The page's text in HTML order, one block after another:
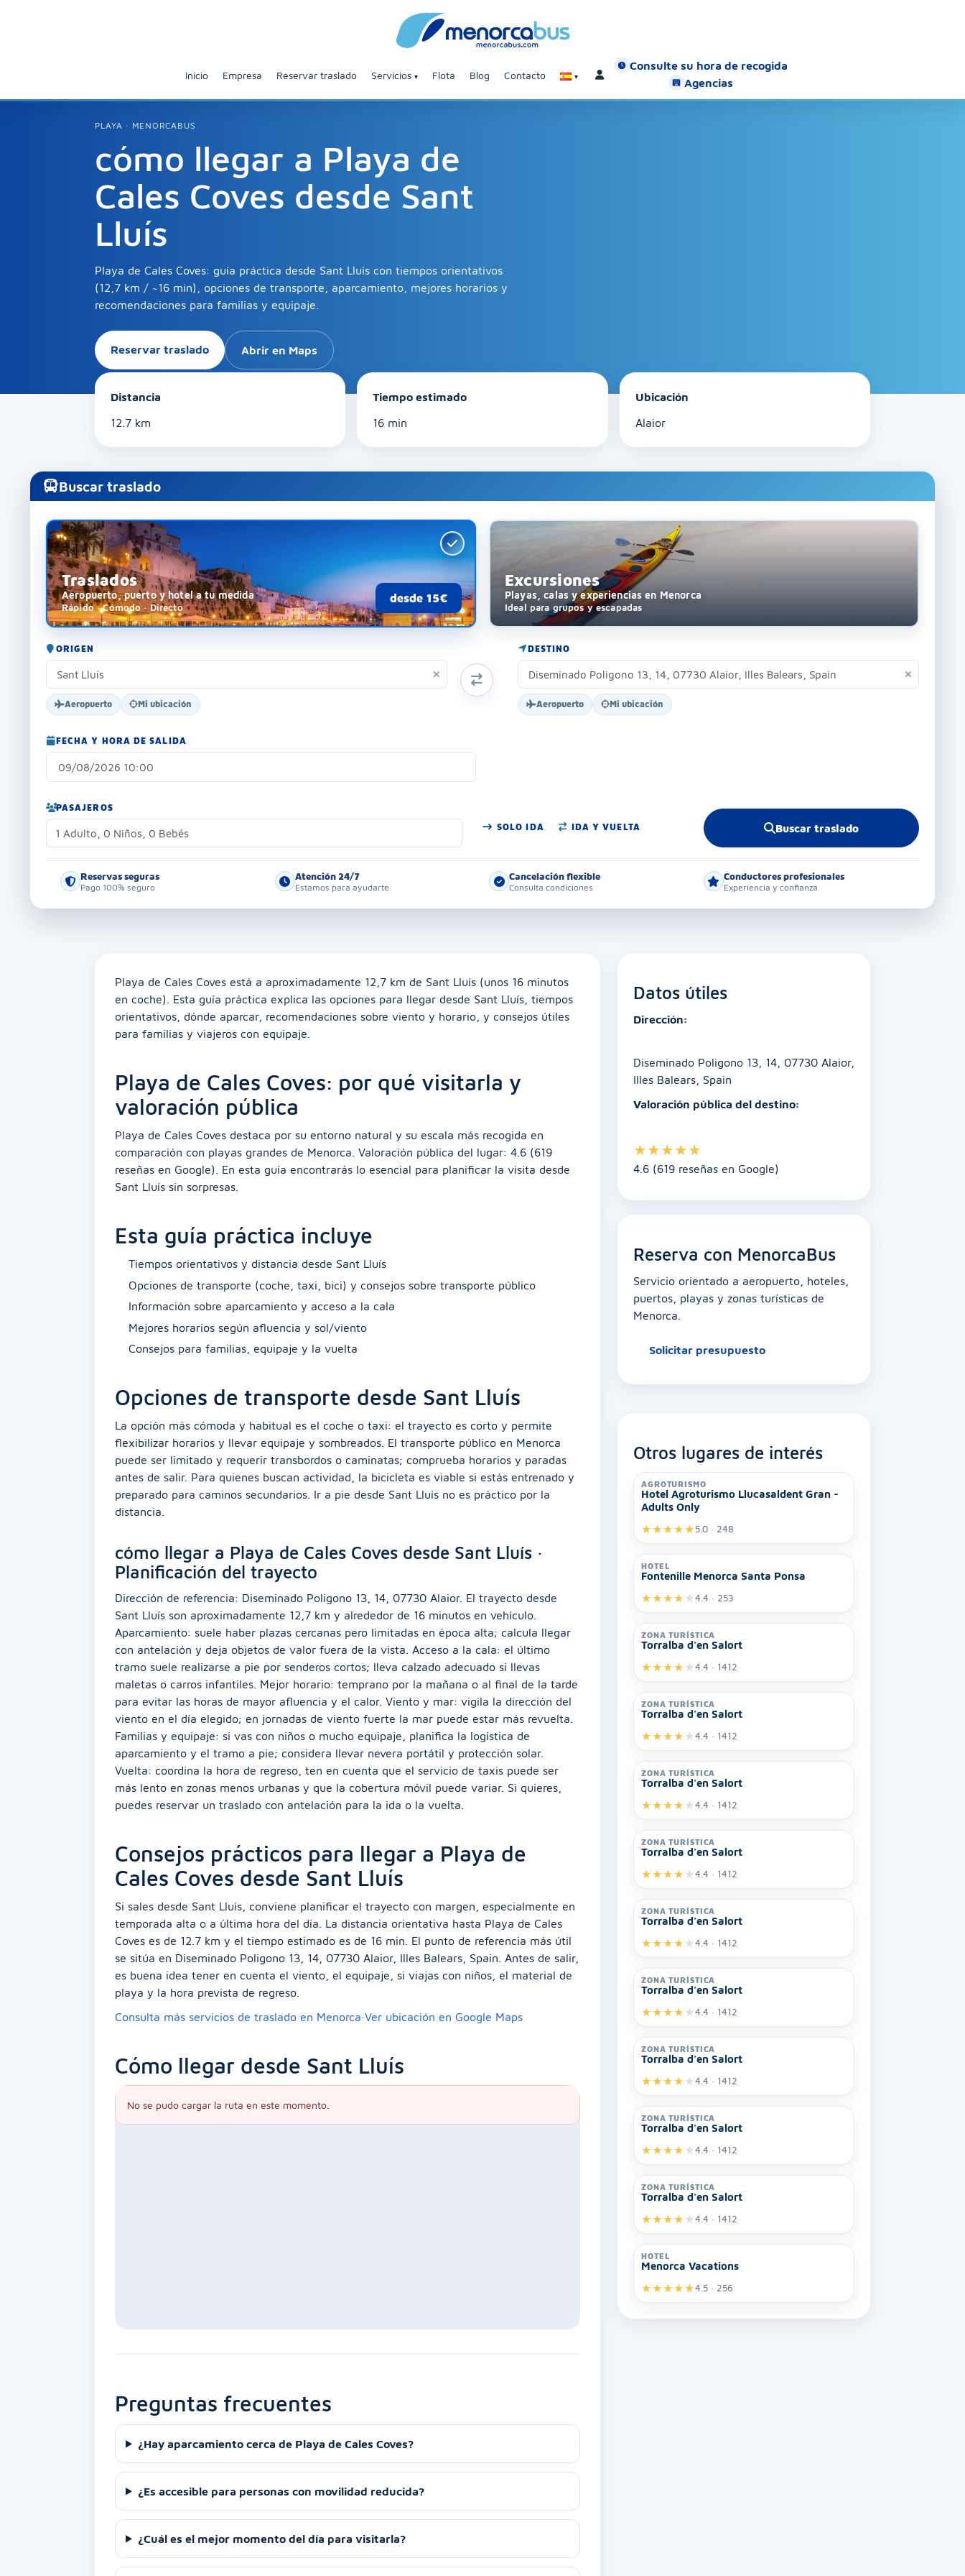
Inicio Empresa Reservar traslado Servicios Flota Blog Contacto
Consulte su hora de recogida
Agencias
PLAYA · MENORCABUS
cómo llegar a Playa de
Cales Coves desde Sant
Lluís
Playa de Cales Coves: guía práctica desde Sant Lluís con tiempos orientativos
(12,7 km / ~16 min), opciones de transporte, aparcamiento, mejores horarios y
recomendaciones para familias y equipaje.
Reservar traslado Abrir en Maps
Distancia
12.7 km
Tiempo estimado
16 min
Ubicación
Alaior
Buscar traslado
Traslados
Aeropuerto, puerto y hotel a tu medida
Rápido · Cómodo · Directo
desde 15€
Excursiones
Playas, calas y experiencias en Menorca
Ideal para grupos y escapadas
ORIGEN
Aeropuerto Mi ubicación
DESTINO
Aeropuerto Mi ubicación
INTERCAMBIAR ORIGEN Y DESTINO
FECHA Y HORA DE SALIDA
PASAJEROS
1 Adulto, 0 Niños, 0 Bebés SOLO IDA IDA Y VUELTA Buscar traslado
Reservas seguras
Pago 100% seguro
Atención 24/7
Estamos para ayudarte
Cancelación flexible
Consulta condiciones
Conductores profesionales
Experiencia y confianza
Playa de Cales Coves está a aproximadamente 12,7 km de Sant Lluís (unos 16 minutos
en coche). Esta guía práctica explica las opciones para llegar desde Sant Lluís, tiempos
orientativos, dónde aparcar, recomendaciones sobre viento y horario, y consejos útiles
para familias y viajeros con equipaje.
Playa de Cales Coves: por qué visitarla y
valoración pública
Playa de Cales Coves destaca por su entorno natural y su escala más recogida en
comparación con playas grandes de Menorca. Valoración pública del lugar: 4.6 (619
reseñas en Google). En esta guía encontrarás lo esencial para planificar la visita desde
Sant Lluís sin sorpresas.
Esta guía práctica incluye
Tiempos orientativos y distancia desde Sant Lluís
Opciones de transporte (coche, taxi, bici) y consejos sobre transporte público
Información sobre aparcamiento y acceso a la cala
Mejores horarios según afluencia y sol/viento
Consejos para familias, equipaje y la vuelta
Opciones de transporte desde Sant Lluís
La opción más cómoda y habitual es el coche o taxi: el trayecto es corto y permite
flexibilizar horarios y llevar equipaje y sombreados. El transporte público en Menorca
puede ser limitado y requerir transbordos o caminatas; comprueba horarios y paradas
antes de salir. Para quienes buscan actividad, la bicicleta es viable si estás entrenado y
preparado para caminos secundarios. Ir a pie desde Sant Lluís no es práctico por la
distancia.
cómo llegar a Playa de Cales Coves desde Sant Lluís ·
Planificación del trayecto
Dirección de referencia: Diseminado Poligono 13, 14, 07730 Alaior. El trayecto desde
Sant Lluís son aproximadamente 12,7 km y alrededor de 16 minutos en vehículo.
Aparcamiento: suele haber plazas cercanas pero limitadas en época alta; calcula llegar
con antelación y deja objetos de valor fuera de la vista. Acceso a la cala: el último
tramo suele realizarse a pie por senderos cortos; lleva calzado adecuado si llevas
maletas o carros infantiles. Mejor horario: temprano por la mañana o al final de la tarde
para evitar las horas de mayor afluencia y el calor. Viento y mar: vigila la dirección del
viento en el día elegido; en jornadas de viento fuerte la mar puede estar más revuelta.
Familias y equipaje: si vas con niños o mucho equipaje, planifica la logística de
aparcamiento y el tramo a pie; considera llevar nevera portátil y protección solar.
Vuelta: coordina la hora de regreso, ten en cuenta que el servicio de taxis puede ser
más lento en zonas menos urbanas y que la cobertura móvil puede variar. Si quieres,
puedes reservar un traslado con antelación para la ida o la vuelta.
Consejos prácticos para llegar a Playa de
Cales Coves desde Sant Lluís
Si sales desde Sant Lluís, conviene planificar el trayecto con margen, especialmente en
temporada alta o a última hora del día. La distancia orientativa hasta Playa de Cales
Coves es de 12.7 km y el tiempo estimado es de 16 min. El punto de referencia más útil
se sitúa en Diseminado Poligono 13, 14, 07730 Alaior, Illes Balears, Spain. Antes de salir,
es buena idea tener en cuenta el viento, el equipaje, si viajas con niños, el material de
playa y la hora prevista de regreso.
Consulta más servicios de traslado en Menorca·Ver ubicación en Google Maps
Cómo llegar desde Sant Lluís
No se pudo cargar la ruta en este momento.
Preguntas frecuentes
¿Hay aparcamiento cerca de Playa de Cales Coves?
¿Es accesible para personas con movilidad reducida?
¿Cuál es el mejor momento del día para visitarla?
Datos útiles
Dirección:
Diseminado Poligono 13, 14, 07730 Alaior,
Illes Balears, Spain
Valoración pública del destino:
★★★★★
4.6 (619 reseñas en Google)
Reserva con MenorcaBus
Servicio orientado a aeropuerto, hoteles,
puertos, playas y zonas turísticas de
Menorca.
Solicitar presupuesto
Otros lugares de interés
AGROTURISMO
Hotel Agroturismo Llucasaldent Gran -
Adults Only
★★★★★5.0 · 248
HOTEL
Fontenille Menorca Santa Ponsa
★★★★ ★4.4 · 253
ZONA TURÍSTICA
Torralba d'en Salort
★★★★ ★4.4 · 1412
ZONA TURÍSTICA
Torralba d'en Salort
★★★★ ★4.4 · 1412
ZONA TURÍSTICA
Torralba d'en Salort
★★★★ ★4.4 · 1412
ZONA TURÍSTICA
Torralba d'en Salort
★★★★ ★4.4 · 1412
ZONA TURÍSTICA
Torralba d'en Salort
★★★★ ★4.4 · 1412
ZONA TURÍSTICA
Torralba d'en Salort
★★★★ ★4.4 · 1412
ZONA TURÍSTICA
Torralba d'en Salort
★★★★ ★4.4 · 1412
ZONA TURÍSTICA
Torralba d'en Salort
★★★★ ★4.4 · 1412
ZONA TURÍSTICA
Torralba d'en Salort
★★★★ ★4.4 · 1412
HOTEL
Menorca Vacations
★★★★★4.5 · 256